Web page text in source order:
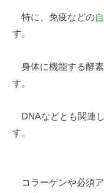
特に、免疫などの
す。
身体に機能する酵素
す。
DNAなどとも関連
す。
コラーゲンや必須